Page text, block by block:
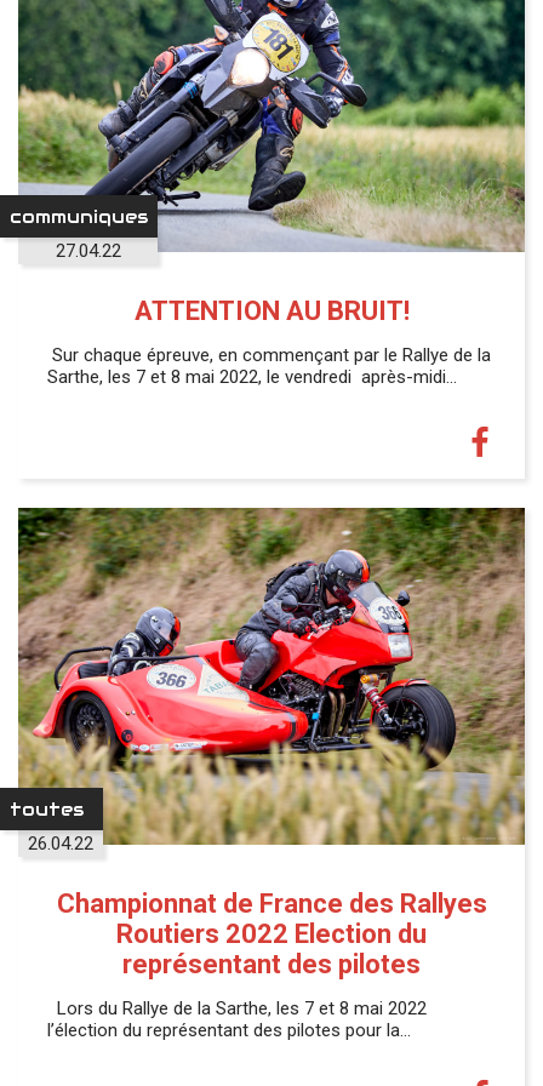
communiques
27.04.22
ATTENTION AU BRUIT!
Sur chaque épreuve, en commençant par le Rallye de la
Sarthe, les 7 et 8 mai 2022, le vendredi après-midi…
toutes
26.04.22
Championnat de France des Rallyes
Routiers 2022 Election du
représentant des pilotes
Lors du Rallye de la Sarthe, les 7 et 8 mai 2022
l’élection du représentant des pilotes pour la…